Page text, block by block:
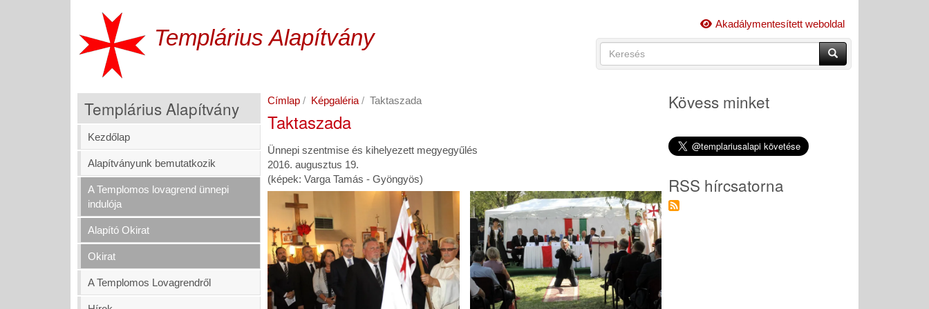
Templárius Alapítvány
Akadálymentesített weboldal
Keresési
Keresés Keresés
A
Templárius Alapítvány
Kezdőlap
Alapítványunk bemutatkozik
A Templomos lovagrend ünnepi
indulója
Alapító Okirat
Okirat
A Templomos Lovagrendről
Címlap Képgaléria Taktaszada
Taktaszada
Ünnepi szentmise és kihelyezett megyegyűlés
2016. augusztus 19.
(képek: Varga Tamás - Gyöngyös)
Kövess minket
RSS hírcsatorna